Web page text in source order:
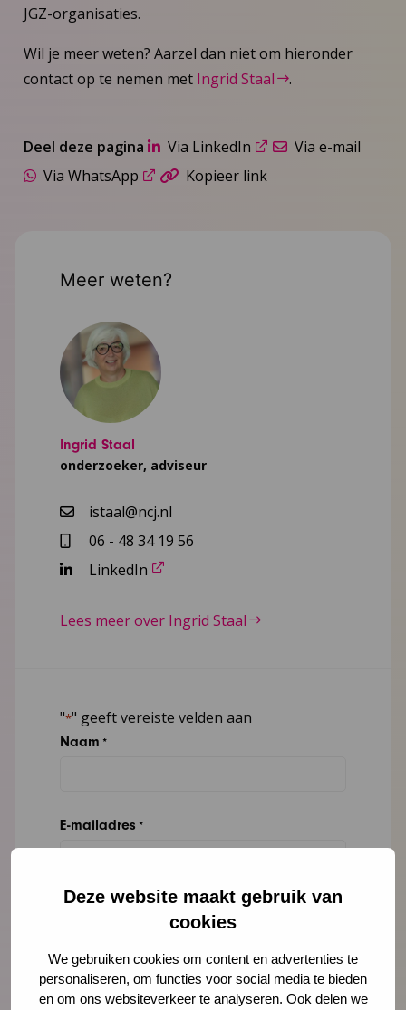
Deze website maakt gebruik van
cookies
We gebruiken cookies om content en advertenties te
personaliseren, om functies voor social media te bieden
en om ons websiteverkeer te analyseren. Ook delen we
JGZ-organisaties.
Wil je meer weten? Aarzel dan niet om hieronder
contact op te nemen met Ingrid Staal .
Deel deze pagina Via LinkedIn
Via e-mail
Via WhatsApp
Kopieer link
Meer weten?
Ingrid Staal
onderzoeker, adviseur
istaal@ncj.nl
06 - 48 34 19 56
LinkedIn
Lees meer over Ingrid Staal
"*" geeft vereiste velden aan
Naam *
E-mailadres *
Organisatie